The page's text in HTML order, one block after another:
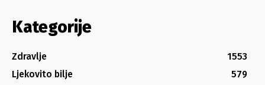
Kategorije
Zdravlje
1553
Ljekovito bilje
579